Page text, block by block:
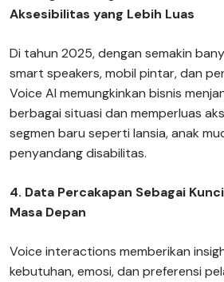
Aksesibilitas yang Lebih Luas
Di tahun 2025, dengan semakin
smart speakers, mobil pintar, dan
Voice AI memungkinkan bisnis
berbagai situasi dan memperluas
segmen baru seperti lansia, anak
penyandang disabilitas.
4. Data Percakapan Sebagai
Masa Depan
Voice interactions memberikan
kebutuhan, emosi, dan preferensi